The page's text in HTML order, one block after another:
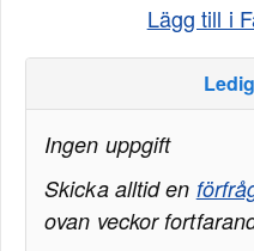
Lägg till i
Ingen uppgift
Skicka alltid en
ovan veckor